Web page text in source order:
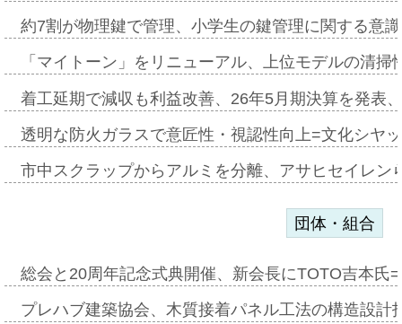
約7割が物理鍵で管理、小学生の鍵管理に関する意
「マイトーン」をリニューアル、上位モデルの清
着工延期で減収も利益改善、26年5月期決算を発表
透明な防火ガラスで意匠性・視認性向上=文化シヤ
市中スクラップからアルミを分離、アサヒセイレ
団体・組合
総会と20周年記念式典開催、新会長にTOTO吉本氏
プレハブ建築協会、木質接着パネル工法の構造設